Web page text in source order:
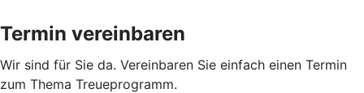
Termin vereinbaren
Wir sind für Sie da. Vereinbaren Sie einfach einen Termin
zum Thema Treueprogramm.